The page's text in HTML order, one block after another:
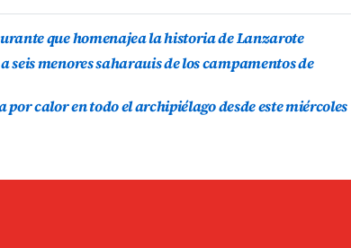
que homenajea la historia de Lanzarote
seis menores saharauis de los campamentos de
calor en todo el archipiélago desde este miércoles